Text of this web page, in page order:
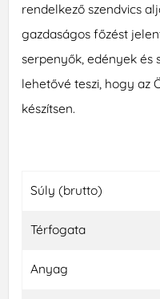
rendelkező szendvics
gazdaságos főzést
serpenyők, edények és
lehetővé teszi, hogy az
készítsen.
Súly (brutto)
Térfogata
Anyag